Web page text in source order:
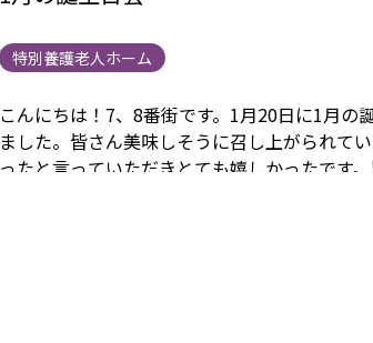
特別養護老人ホーム
こんにちは！7、8番街です。 1月20日に1月の
ました。 皆さん美味しそうに召し上がられてい
ったと言っていただきとても嬉しかったです。